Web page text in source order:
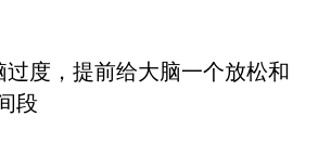
过度，提前给大脑一个放松和
段